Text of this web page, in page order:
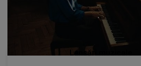
Lansări muzicale